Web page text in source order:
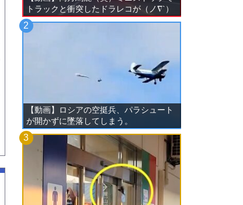
トラックと衝突したドラレコが（ノ∇`）
【動画】ロシアの空挺兵、パラシュート
が開かずに墜落してしまう。